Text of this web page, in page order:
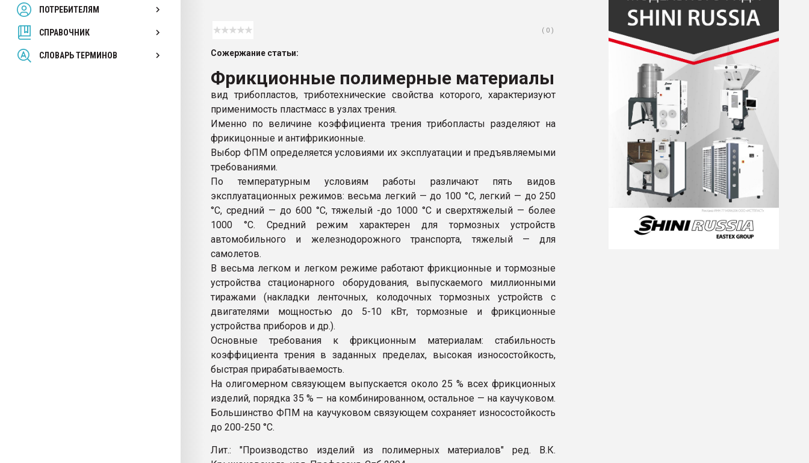
ПОТРЕБИТЕЛЯМ
СПРАВОЧНИК
СЛОВАРЬ ТЕРМИНОВ
( 0 )
Сожержание статьи:
Фрикционные полимерные материалы
вид трибопластов, триботехнические свойства которого, характеризуют
применимость пластмасс в узлах трения.
Именно по величине коэффициента трения трибопласты разделяют на
фрикицонные и антифрикионные.
Выбор ФПМ определяется условиями их эксплуатации и предъявляемыми
требованиями.
По температурным условиям работы различают пять видов
эксплуатационных режимов: весьма легкий — до 100 °С, легкий — до 250
°С, средний — до 600 °С, тяжелый -до 1000 °С и сверхтяжелый — более
1000 °С. Средний режим характерен для тормозных устройств
автомобильного и железнодорожного транспорта, тяжелый — для
самолетов.
В весьма легком и легком режиме работают фрикционные и тормозные
устройства стационарного оборудования, выпускаемого миллионными
тиражами (накладки ленточных, колодочных тормозных устройств с
двигателями мощностью до 5-10 кВт, тормозные и фрикционные
устройства приборов и др.).
Основные требования к фрикционным материалам: стабильность
коэффициента трения в заданных пределах, высокая износостойкость,
быстрая прирабатываемость.
На олигомерном связующем выпускается около 25 % всех фрикционных
изделий, порядка 35 % — на комбинированном, остальное — на каучуковом.
Большинство ФПМ на каучуковом связующем сохраняет износостойкость
до 200-250 °С.
Лит.: "Производство изделий из полимерных материалов" ред. В.К.